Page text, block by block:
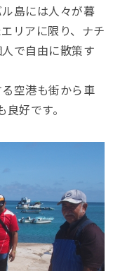
島には人々が暮
リアに限り、ナチ
で自由に散策す
空港も街から車
好です。